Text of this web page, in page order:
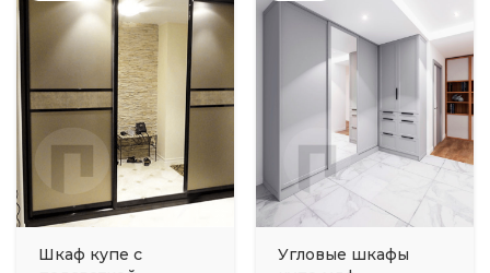
Шкаф купе с
Угловые шкафы